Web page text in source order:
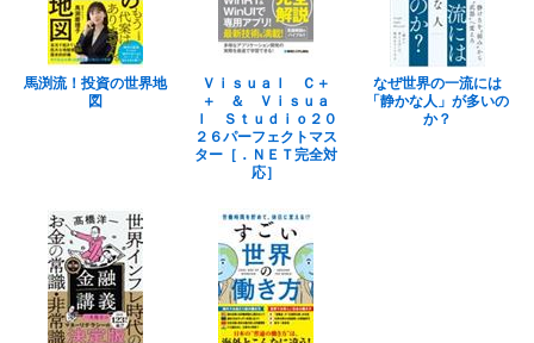
馬渕流！投資の世界地
図
Ｖｉｓｕａｌ Ｃ＋
＋ ＆ Ｖｉｓｕａ
ｌ Ｓｔｕｄｉｏ２０
２６パーフェクトマス
ター［．ＮＥＴ完全対
応］
なぜ世界の一流には
「静かな人」が多いの
か？